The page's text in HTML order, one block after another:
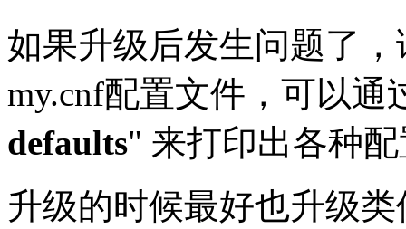
如果升级后发生问题了
my.cnf配置文件，可以通
defaults" 来打印出各种
升级的时候最好也升级